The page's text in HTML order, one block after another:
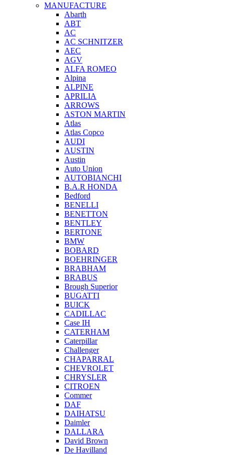
MANUFACTURE
Abarth
ABT
AC
AC SCHNITZER
AEC
AGV
ALFA ROMEO
Alpina
ALPINE
APRILIA
ARROWS
ASTON MARTIN
Atlas
Atlas Copco
AUDI
AUSTIN
Austin
Auto Union
AUTOBIANCHI
B.A.R HONDA
Bedford
BENELLI
BENETTON
BENTLEY
BERTONE
BMW
BOBARD
BOEHRINGER
BRABHAM
BRABUS
Brough Superior
BUGATTI
BUICK
CADILLAC
Case IH
CATERHAM
Caterpillar
Challenger
CHAPARRAL
CHEVROLET
CHRYSLER
CITROEN
Commer
DAF
DAIHATSU
Daimler
DALLARA
David Brown
De Havilland